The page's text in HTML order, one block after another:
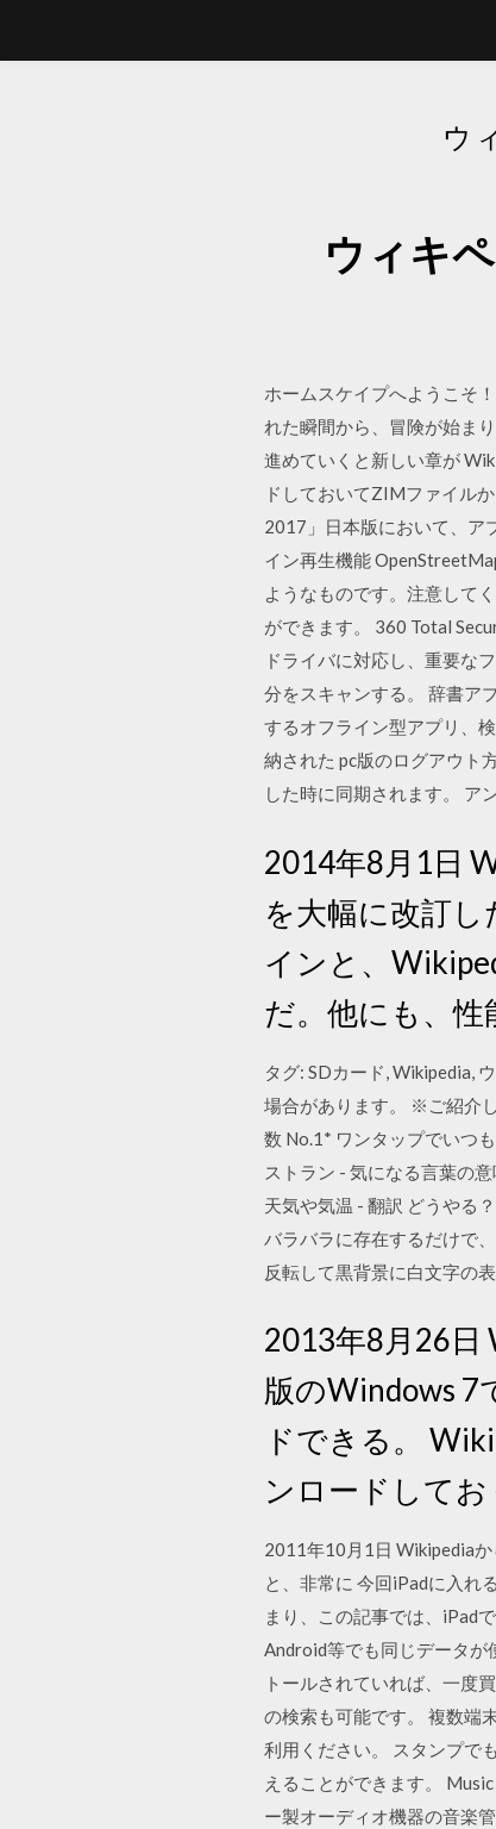
ウ
ウィキ
ホームスケイプへようこそ
れた瞬間から、冒険が始ま
進めていくと新しい章が
ドしておいてZIMファイル
2017」日本版において、ア
イン再生機能
ようなものです。注意して
ができます。 360 Total
ドライバに対応し、重要な
分をスキャンする。 辞書ア
するオフライン型アプリ、
納された pc版のログアウト
した時に同期されます。 ア
2014年8月1日
を大幅に改訂
インと、
だ。他にも、性
タグ: SDカード, Wikipedia,
場合があります。 ※ご紹介
数 No.1* ワンタップでいつ
ストラン - 気になる言葉の
天気や気温 - 翻訳 どうやる
バラバラに存在するだけで
反転して黒背景に白文字の
2013年8月26日
版のWindows 7
ドできる。
ンロードして
2011年10月1日 Wikipedia
と、非常に 今回iPadに入れ
まり、この記事では、iPad
Android等でも同じデータが
トールされていれば、一度
の検索も可能です。 複数端
利用ください。 スタンプで
えることができます。
ー製オーディオ機器の音楽